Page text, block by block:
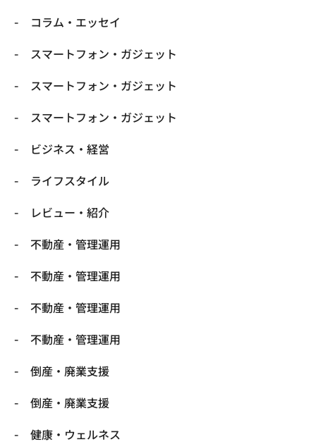
コラム・エッセイ
スマートフォン・ガジェット
スマートフォン・ガジェット
スマートフォン・ガジェット
ビジネス・経営
ライフスタイル
レビュー・紹介
不動産・管理運用
不動産・管理運用
不動産・管理運用
不動産・管理運用
倒産・廃業支援
倒産・廃業支援
健康・ウェルネス